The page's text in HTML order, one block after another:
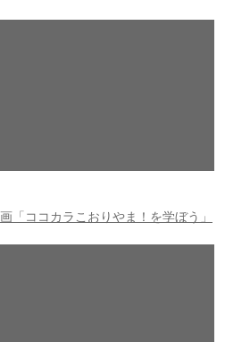
「ココカラこおりやま！を学ぼう」